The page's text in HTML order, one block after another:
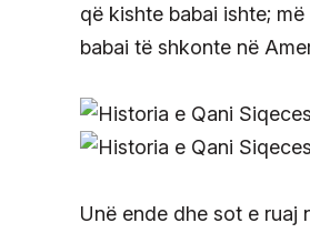
që kishte babai ishte;
babai të shkonte në
Unë ende dhe sot e ruaj